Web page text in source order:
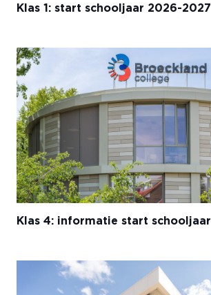
Klas 1: start schooljaar 2026-2027
Klas 4: informatie start schooljaar